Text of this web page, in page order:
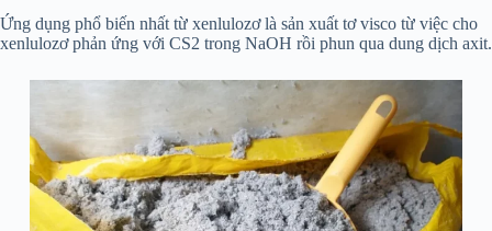
Ứng dụng phổ biến nhất từ xenlulozơ là sản xuất tơ visco từ việc cho
xenlulozơ phản ứng với CS2 trong NaOH rồi phun qua dung dịch axit.